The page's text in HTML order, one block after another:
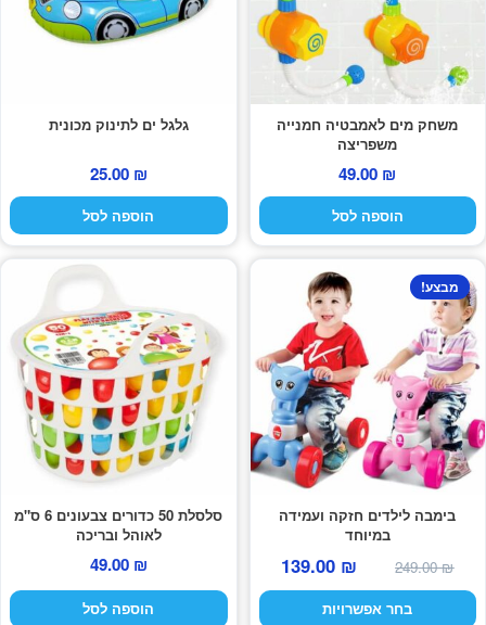
משחק מים לאמבטיה חמנייה
משפריצה
49.00 ₪
הוספה לסל
גלגל ים לתינוק מכונית
25.00 ₪
הוספה לסל
בימבה לילדים חזקה ועמידה
במיוחד
מבצע!
249.00₪
המחיר
המקורי
היה:
139.00 ₪
המחיר
הנוכחי
הוא:
בחר אפשרויות
למוצר
זה
יש
מספר
סוגים.
ניתן
לבחור
את
האפשרויות
בעמוד
סלסלת 50 כדורים צבעונים 6 ס"מ
לאוהל ובריכה
49.00 ₪
הוספה לסל